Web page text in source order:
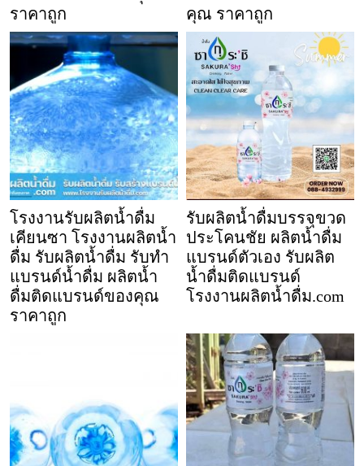
ราคาถูก
คุณ ราคาถูก
โรงงานรับผลิตน้ำดื่ม
เคียนซา โรงงานผลิตน้ำ
ดื่ม รับผลิตน้ำดื่ม รับทำ
แบรนด์น้ำดื่ม ผลิตน้ำ
ดื่มติดแบรนด์ของคุณ
ราคาถูก
รับผลิตน้ำดื่มบรรจุขวด
ประโคนชัย ผลิตน้ำดื่ม
แบรนด์ตัวเอง รับผลิต
น้ำดื่มติดแบรนด์
โรงงานผลิตน้ำดื่ม.com